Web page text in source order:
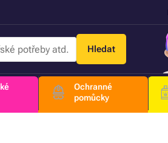
Hledat
Ochranné
pomůcky